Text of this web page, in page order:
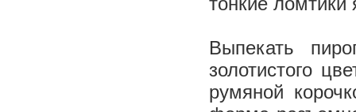
Выпекать
золотистого
румяной